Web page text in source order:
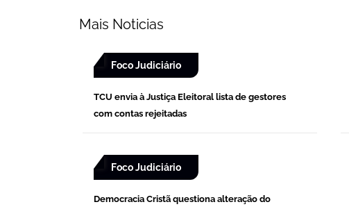
Mais Noticias
Foco Judiciário
TCU envia à Justiça Eleitoral lista de gestores
com contas rejeitadas
Foco Judiciário
Democracia Cristã questiona alteração do